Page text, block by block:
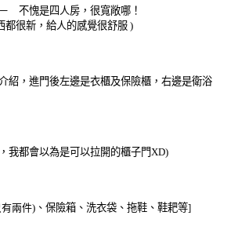
不愧是四人房，很寬敞哪！
都很新，給人的感覺很舒服 )
紹，進門後左邊是衣櫃及保險櫃，右邊是衛浴
我都會以為是可以拉開的櫃子門XD)
有兩件)、保險箱、洗衣袋、拖鞋、鞋耙等]